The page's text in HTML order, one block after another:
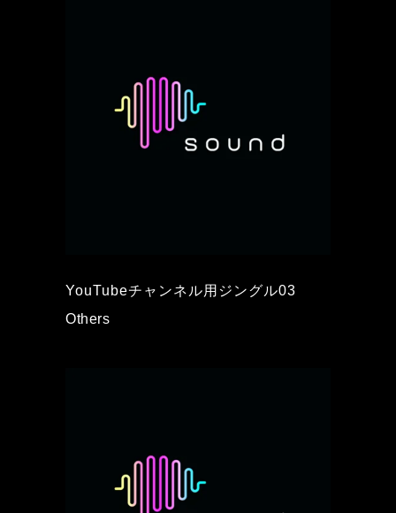
YouTubeチャンネル用ジングル03
Others